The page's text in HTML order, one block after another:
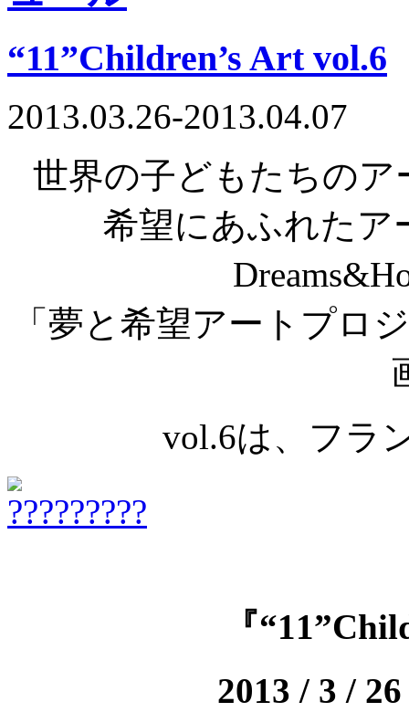
“11”Children’s Art vol.6
2013.03.26-2013.04.07
世界の子どもたちの
希望にあふれたア
「夢と希望アートプロ
vol.6は、フラ
『
2013 / 3 /